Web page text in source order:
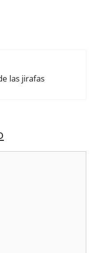
las jirafas